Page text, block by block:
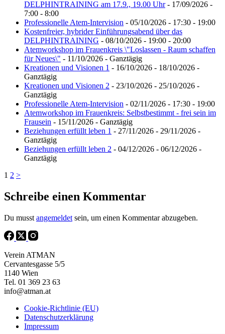
DELPHINTRAINING am 17.9., 19.00 Uhr- 17/09/2026 -
7:00 - 8:00
Professionelle Atem-Intervision - 05/10/2026 - 17:30 - 19:00
Kostenfreier, hybrider Einführungsabend über das
DELPHINTRAINING - 08/10/2026 - 19:00 - 20:00
Atemworkshop im Frauenkreis \"Loslassen - Raum schaffen
für Neues\" - 11/10/2026 - Ganztägig
Kreationen und Visionen 1 - 16/10/2026 - 18/10/2026 -
Ganztägig
Kreationen und Visionen 2 - 23/10/2026 - 25/10/2026 -
Ganztägig
Professionelle Atem-Intervision - 02/11/2026 - 17:30 - 19:00
Atemworkshop im Frauenkreis: Selbstbestimmt - frei sein im
Frausein - 15/11/2026 - Ganztägig
Beziehungen erfüllt leben 1 - 27/11/2026 - 29/11/2026 -
Ganztägig
Beziehungen erfüllt leben 2 - 04/12/2026 - 06/12/2026 -
Ganztägig
1 2 >
Schreibe einen Kommentar
Du musst angemeldet sein, um einen Kommentar abzugeben.
Verein ATMAN
Cervantesgasse 5/5
1140 Wien
Tel. 01 369 23 63
info@atman.at
Cookie-Richtlinie (EU)
Datenschutzerklärung
Impressum